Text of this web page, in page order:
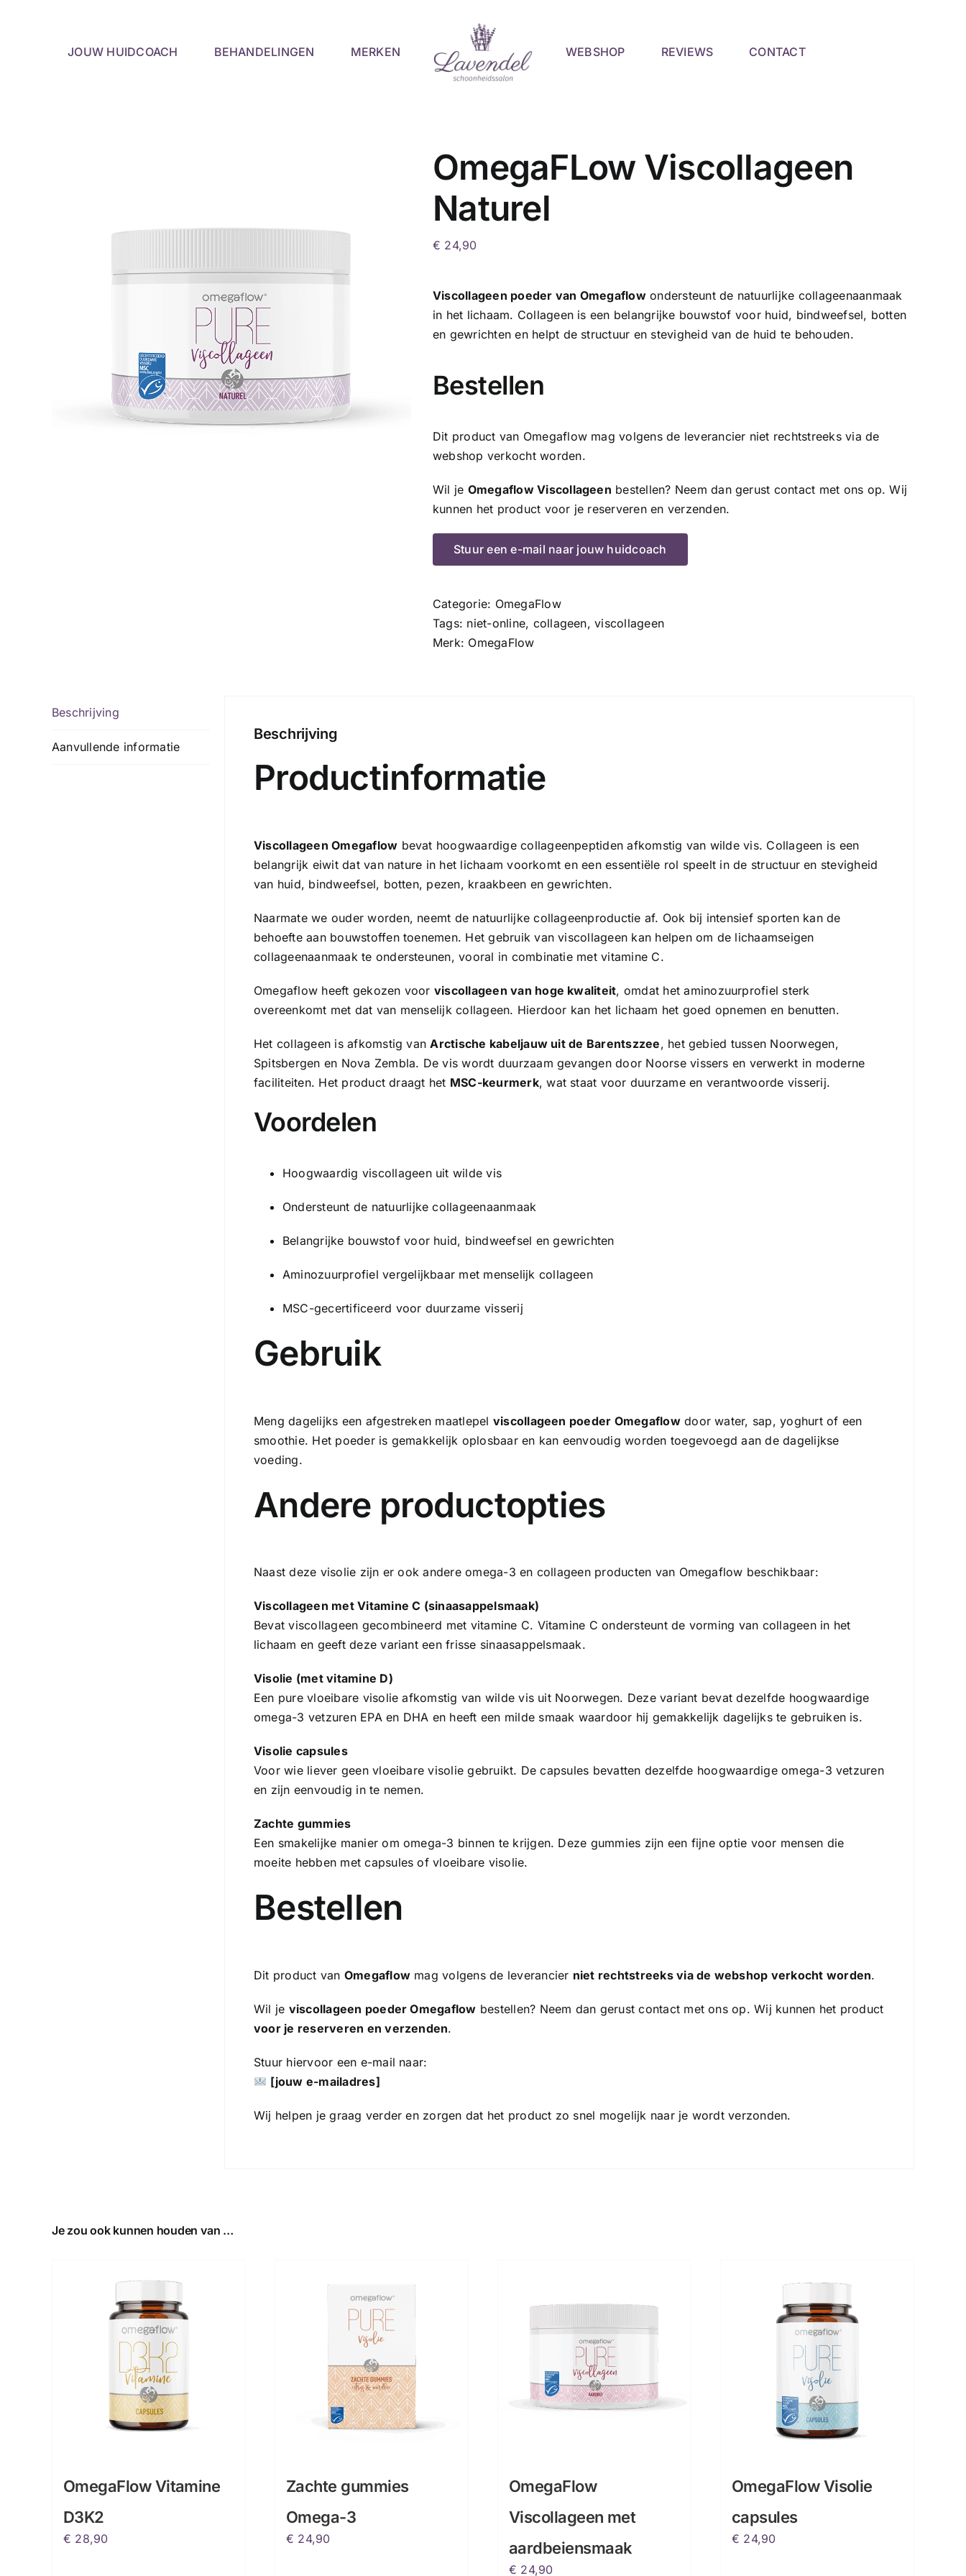
JOUW HUIDCOACH BEHANDELINGEN MERKEN WEBSHOP REVIEWS CONTACT
OmegaFLow Viscollageen
Naturel
€ 24,90
Viscollageen poeder van Omegaflowondersteunt de natuurlijke collageenaanmaak
in het lichaam. Collageen is een belangrijke bouwstof voor huid, bindweefsel, botten
en gewrichten en helpt de structuur en stevigheid van de huid te behouden.
Bestellen
Dit product van Omegaflow mag volgens de leverancier niet rechtstreeks via de
webshop verkocht worden.
Wil je Omegaflow Viscollageen bestellen? Neem dan gerust contact met ons op. Wij
kunnen het product voor je reserveren en verzenden.
Stuur een e-mail naar jouw huidcoach
Categorie: OmegaFlow
Tags: niet-online, collageen,viscollageen
Merk: OmegaFlow
Beschrijving
Aanvullende informatie
Beschrijving
Productinformatie
Viscollageen Omegaflow bevat hoogwaardige collageenpeptiden afkomstig van wilde vis. Collageen is een
belangrijk eiwit dat van nature in het lichaam voorkomt en een essentiële rol speelt in de structuur en stevigheid
van huid, bindweefsel, botten, pezen, kraakbeen en gewrichten.
Naarmate we ouder worden, neemt de natuurlijke collageenproductie af. Ook bij intensief sporten kan de
behoefte aan bouwstoffen toenemen. Het gebruik van viscollageen kan helpen om de lichaamseigen
collageenaanmaak te ondersteunen, vooral in combinatie met vitamine C.
Omegaflow heeft gekozen voor viscollageen van hoge kwaliteit, omdat het aminozuurprofiel sterk
overeenkomt met dat van menselijk collageen. Hierdoor kan het lichaam het goed opnemen en benutten.
Het collageen is afkomstig vanArctische kabeljauw uit de Barentszzee, het gebied tussen Noorwegen,
Spitsbergen en Nova Zembla. De vis wordt duurzaam gevangen door Noorse vissers en verwerkt in moderne
faciliteiten. Het product draagt het MSC-keurmerk, wat staat voor duurzame en verantwoorde visserij.
Voordelen
Hoogwaardig viscollageen uit wilde vis
Ondersteunt de natuurlijke collageenaanmaak
Belangrijke bouwstof voor huid, bindweefsel en gewrichten
Aminozuurprofiel vergelijkbaar met menselijk collageen
MSC-gecertificeerd voor duurzame visserij
Gebruik
Meng dagelijks een afgestreken maatlepel viscollageen poeder Omegaflowdoor water, sap, yoghurt of een
smoothie. Het poeder is gemakkelijk oplosbaar en kan eenvoudig worden toegevoegd aan de dagelijkse
voeding.
Andere productopties
Naast deze visolie zijn er ook andere omega-3 en collageen producten van Omegaflow beschikbaar:
Viscollageen met Vitamine C (sinaasappelsmaak)
Bevat viscollageen gecombineerd met vitamine C. Vitamine C ondersteunt de vorming van collageen in het
lichaam en geeft deze variant een frisse sinaasappelsmaak.
Visolie (met vitamine D)
Een pure vloeibare visolie afkomstig van wilde vis uit Noorwegen. Deze variant bevat dezelfde hoogwaardige
omega-3 vetzuren EPA en DHA en heeft een milde smaak waardoor hij gemakkelijk dagelijks te gebruiken is.
Visolie capsules
Voor wie liever geen vloeibare visolie gebruikt. De capsules bevatten dezelfde hoogwaardige omega-3 vetzuren
en zijn eenvoudig in te nemen.
Zachte gummies
Een smakelijke manier om omega-3 binnen te krijgen. Deze gummies zijn een fijne optie voor mensen die
moeite hebben met capsules of vloeibare visolie.
Bestellen
Dit product van Omegaflow mag volgens de leverancier niet rechtstreeks via de webshop verkocht worden.
Wil je viscollageen poeder Omegaflow bestellen? Neem dan gerust contact met ons op. Wij kunnen het product
voor je reserveren en verzenden.
Stuur hiervoor een e-mail naar:
[jouw e-mailadres]
Wij helpen je graag verder en zorgen dat het product zo snel mogelijk naar je wordt verzonden.
Je zou ook kunnen houden van …
OmegaFlow Vitamine
D3K2
€ 28,90
Zachte gummies
Omega-3
€ 24,90
OmegaFlow
Viscollageen met
aardbeiensmaak
€ 24,90
OmegaFlow Visolie
capsules
€ 24,90